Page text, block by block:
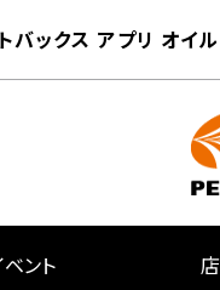
バックス アプリ オイ
ント